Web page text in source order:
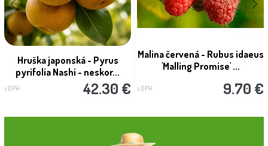
Hruška japonská - Pyrus
pyrifolia Nashi - neskor...
s DPH 42.30 €
Malina červená - Rubus idaeus
'Malling Promise' ...
s DPH 9.70 €